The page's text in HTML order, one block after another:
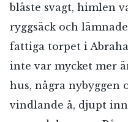
blåste svagt, himlen
ryggsäck och
fattiga torpet i
inte var mycket mer
hus, några nybyggen
vindlande å, djupt